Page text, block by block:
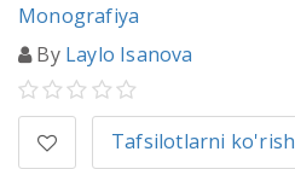
Monografiya
By Laylo Isanova
Tafsilotlarni ko'rish